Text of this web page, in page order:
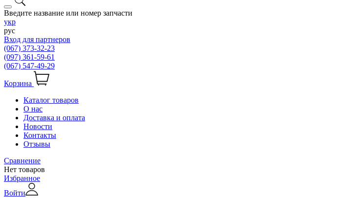
Введите название или номер запчасти
укр
рус
Вход для партнеров
(067) 373-32-23
(097) 361-59-61
(067) 547-49-29
Корзина
Каталог товаров
О нас
Доставка и оплата
Новости
Контакты
Отзывы
Сравнение
Нет товаров
Избранное
Войти